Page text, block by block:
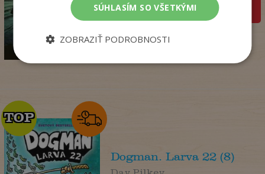
3,95
pridať do košíka
TOP
TOP
Dogman. Larva 22 (8)
Dav Pilkey
SÚHLASÍM SO VŠETKÝMI
ZOBRAZIŤ PODROBNOSTI